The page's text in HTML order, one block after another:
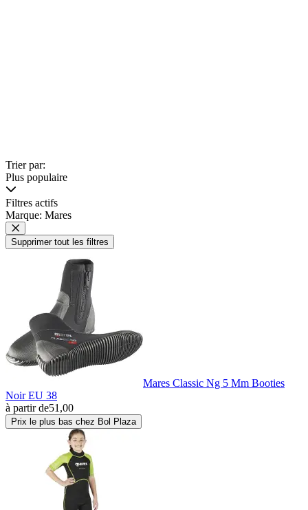
Trier par:
Plus populaire
Filtres actifs
Marque: Mares
Supprimer tout les filtres
Mares Classic Ng 5 Mm Booties
Noir EU 38
à partir de51,00
Prix le plus bas chez Bol Plaza